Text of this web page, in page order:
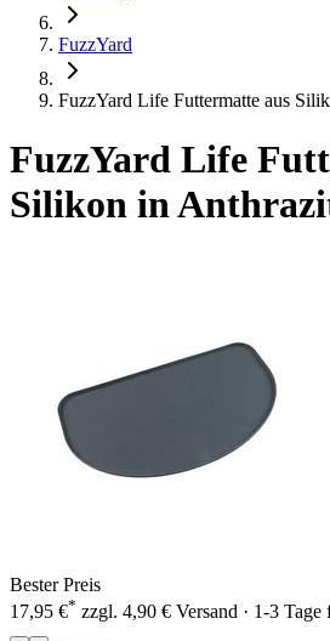
FuzzYard
FuzzYard Life Futtermatte aus
FuzzYard Life
Silikon in
Bester Preis
17,95 €* zzgl. 4,90 € Versand · 1-3 Tage